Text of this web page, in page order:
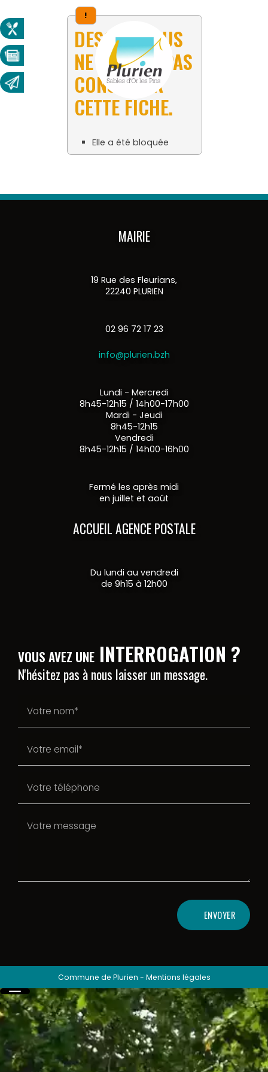
!
DESOLÉ, VOUS
NE POUVEZ PAS
CONSULTER
CETTE FICHE.
Elle a été bloquée
MAIRIE
19 Rue des Fleurians,
22240 PLURIEN
02 96 72 17 23
info@plurien.bzh
Lundi - Mercredi
8h45-12h15 / 14h00-17h00
Mardi - Jeudi
8h45-12h15
Vendredi
8h45-12h15 / 14h00-16h00
Fermé les après midi
en juillet et août
ACCUEIL AGENCE POSTALE
Du lundi au vendredi
de 9h15 à 12h00
VOUS AVEZ UNE INTERROGATION ?
N'hésitez pas à nous laisser un message.
ENVOYER
Commune de Plurien - Mentions légales